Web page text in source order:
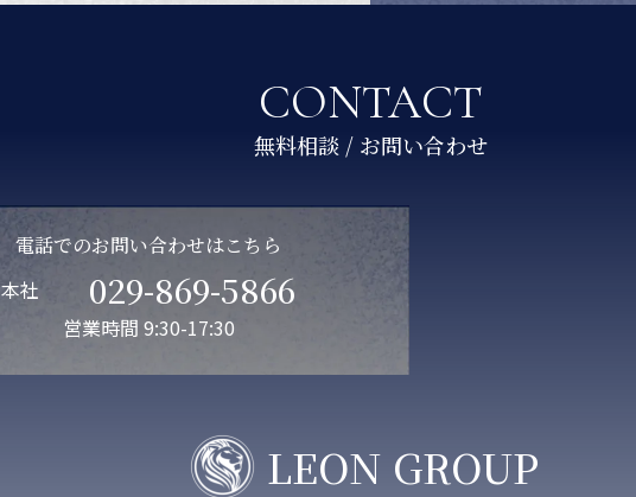
CONTACT
電話でのお問い合わせはこちら
本社 029-869-5866
営業時間 9:30-17:30
LEON GROUP